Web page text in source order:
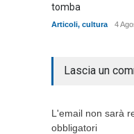
tomba
Articoli, cultura 4
Lascia un
L'email non sarà
obbligatori